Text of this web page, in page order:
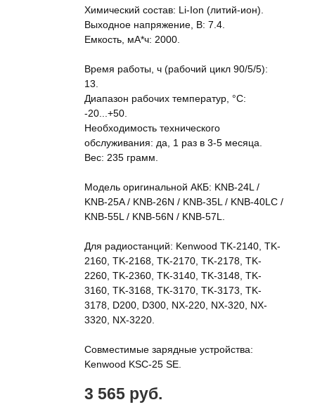
Химический состав: Li-Ion (литий-ион).
Выходное напряжение, В: 7.4.
Емкость, мА*ч: 2000.
Время работы, ч (рабочий цикл 90/5/5):
13.
Диапазон рабочих температур, °С:
-20...+50.
Необходимость технического
обслуживания: да, 1 раз в 3-5 месяца.
Вес: 235 грамм.
Модель оригинальной АКБ: KNB-24L /
KNB-25A / KNB-26N / KNB-35L / KNB-40LC /
KNB-55L / KNB-56N / KNB-57L.
Для радиостанций: Kenwood TK-2140, TK-
2160, TK-2168, TK-2170, TK-2178, TK-
2260, TK-2360, TK-3140, TK-3148, TK-
3160, TK-3168, TK-3170, TK-3173, TK-
3178, D200, D300, NX-220, NX-320, NX-
3320, NX-3220.
Совместимые зарядные устройства:
Kenwood KSC-25 SE.
3 565 руб.